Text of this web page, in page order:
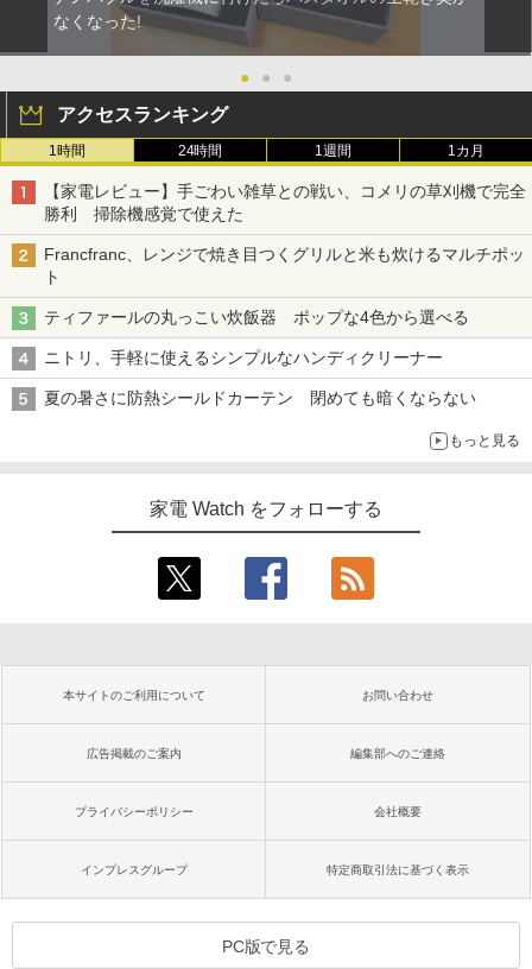
なくなった!
● ● ●
アクセスランキング
1時間 24時間 1週間 1カ月
【家電レビュー】手ごわい雑草との戦い、コメリの草刈機で完全
勝利 掃除機感覚で使えた
Francfranc、レンジで焼き目つくグリルと米も炊けるマルチポッ
ト
ティファールの丸っこい炊飯器 ポップな4色から選べる
ニトリ、手軽に使えるシンプルなハンディクリーナー
夏の暑さに防熱シールドカーテン 閉めても暗くならない
もっと見る
家電 Watch をフォローする
本サイトのご利用について お問い合わせ
広告掲載のご案内 編集部へのご連絡
プライバシーポリシー 会社概要
インプレスグループ 特定商取引法に基づく表示
PC版で見る